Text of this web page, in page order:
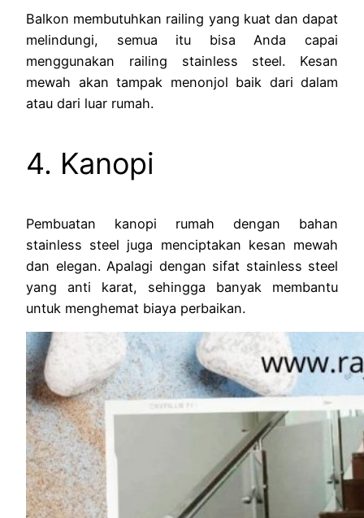
Balkon membutuhkan railing yang kuat dan dapat
melindungi, semua itu bisa Anda capai
menggunakan railing stainless steel. Kesan
mewah akan tampak menonjol baik dari dalam
atau dari luar rumah.
4. Kanopi
Pembuatan kanopi rumah dengan bahan
stainless steel juga menciptakan kesan mewah
dan elegan. Apalagi dengan sifat stainless steel
yang anti karat, sehingga banyak membantu
untuk menghemat biaya perbaikan.